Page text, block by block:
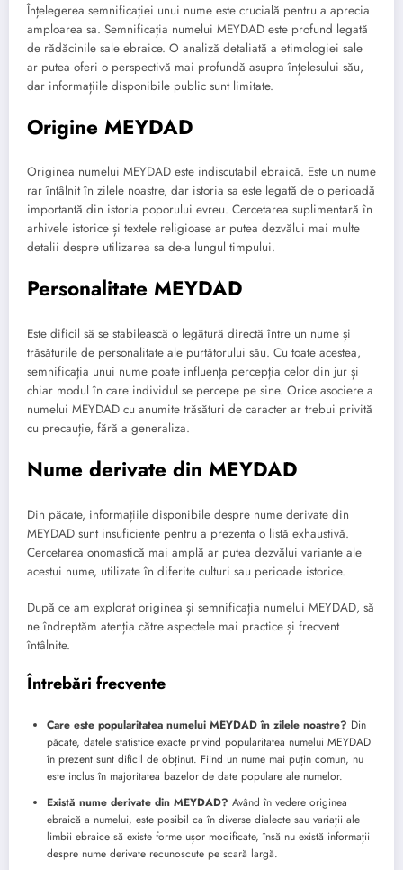
Înțelegerea semnificației unui nume este crucială pentru a aprecia
amploarea sa. Semnificația numelui MEYDAD este profund legată
de rădăcinile sale ebraice. O analiză detaliată a etimologiei sale
ar putea oferi o perspectivă mai profundă asupra înțelesului său,
dar informațiile disponibile public sunt limitate.
Origine MEYDAD
Originea numelui MEYDAD este indiscutabil ebraică. Este un nume
rar întâlnit în zilele noastre, dar istoria sa este legată de o perioadă
importantă din istoria poporului evreu. Cercetarea suplimentară în
arhivele istorice și textele religioase ar putea dezvălui mai multe
detalii despre utilizarea sa de-a lungul timpului.
Personalitate MEYDAD
Este dificil să se stabilească o legătură directă între un nume și
trăsăturile de personalitate ale purtătorului său. Cu toate acestea,
semnificația unui nume poate influența percepția celor din jur și
chiar modul în care individul se percepe pe sine. Orice asociere a
numelui MEYDAD cu anumite trăsături de caracter ar trebui privită
cu precauție, fără a generaliza.
Nume derivate din MEYDAD
Din păcate, informațiile disponibile despre nume derivate din
MEYDAD sunt insuficiente pentru a prezenta o listă exhaustivă.
Cercetarea onomastică mai amplă ar putea dezvălui variante ale
acestui nume, utilizate în diferite culturi sau perioade istorice.
După ce am explorat originea și semnificația numelui MEYDAD, să
ne îndreptăm atenția către aspectele mai practice și frecvent
întâlnite.
Întrebări frecvente
Care este popularitatea numelui MEYDAD în zilele noastre? Din
păcate, datele statistice exacte privind popularitatea numelui MEYDAD
în prezent sunt dificil de obținut. Fiind un nume mai puțin comun, nu
este inclus în majoritatea bazelor de date populare ale numelor.
Există nume derivate din MEYDAD? Având în vedere originea
ebraică a numelui, este posibil ca în diverse dialecte sau variații ale
limbii ebraice să existe forme ușor modificate, însă nu există informații
despre nume derivate recunoscute pe scară largă.